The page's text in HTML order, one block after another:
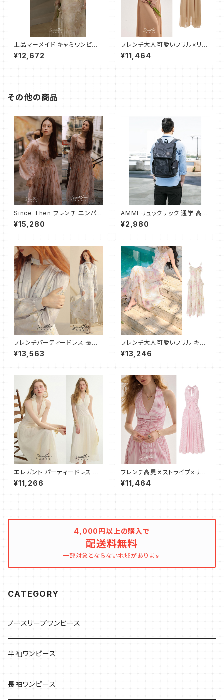
上品マーメイド キャミワンピー
ス パーティードレス ロング
¥12,672
フレンチ大人可愛いフリル×リボ
ン×ボタン ロングワンピース
¥11,464
その他の商品
Since Then フレンチ エンパイ
アワンピース ドレス フレアロン
グ
¥15,280
AMMI リュックサック 通学 高校
生 大学生 人気 メンズ バックパ
ック 大容量 ビジネスリュック お
¥2,980
フレンチパーティードレス 長袖
ワンピース/マーメイドライン
¥13,563
フレンチ大人可愛いフリル キャ
ミワンピース フレア ロング
¥13,246
エレガント パーティードレス ワ
ンピース ロング
¥11,266
フレンチ高見えストライプ×リボ
ン ホルターワンピース
¥11,464
4,000円以上の購入で
配送料無料
一部対象とならない地域があります
CATEGORY
ノースリープワンピース
半袖ワンピース
長袖ワンピース